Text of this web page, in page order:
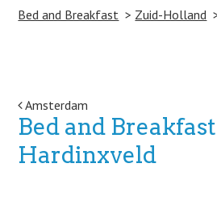
Bed and Breakfast Zuid-Holland
Post navigation
Amsterdam
Bed and
Hardinxveld